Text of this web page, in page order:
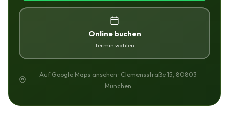
Online buchen
Termin wählen
Auf Google Maps ansehen · Clemensstraße 15, 80803
München